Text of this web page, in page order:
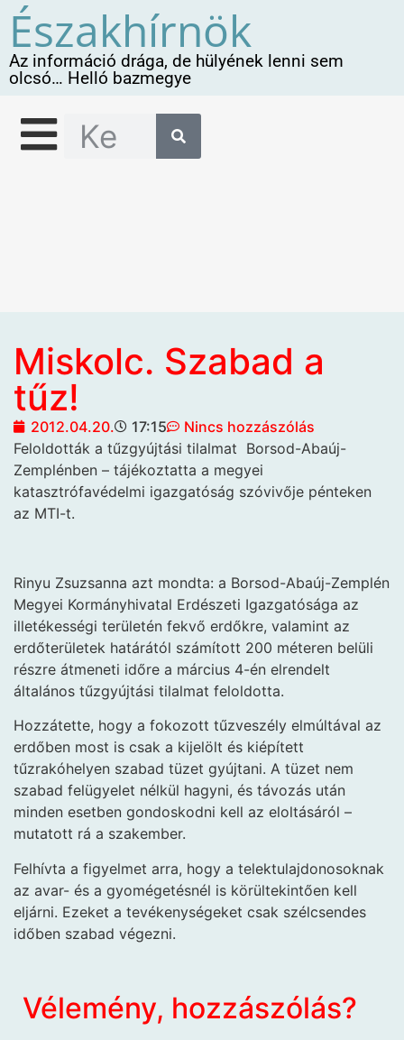
Északhírnök
Az információ drága, de hülyének lenni sem
olcsó… Helló bazmegye
Miskolc. Szabad a
tűz!
2012.04.20. 17:15
Nincs hozzászólás
Feloldották a tűzgyújtási tilalmat Borsod-Abaúj-
Zemplénben – tájékoztatta a megyei
katasztrófavédelmi igazgatóság szóvivője pénteken
az MTI-t.
Rinyu Zsuzsanna azt mondta: a Borsod-Abaúj-Zemplén
Megyei Kormányhivatal Erdészeti Igazgatósága az
illetékességi területén fekvő erdőkre, valamint az
erdőterületek határától számított 200 méteren belüli
részre átmeneti időre a március 4-én elrendelt
általános tűzgyújtási tilalmat feloldotta.
Hozzátette, hogy a fokozott tűzveszély elmúltával az
erdőben most is csak a kijelölt és kiépített
tűzrakóhelyen szabad tüzet gyújtani. A tüzet nem
szabad felügyelet nélkül hagyni, és távozás után
minden esetben gondoskodni kell az eloltásáról –
mutatott rá a szakember.
Felhívta a figyelmet arra, hogy a telektulajdonosoknak
az avar- és a gyomégetésnél is körültekintően kell
eljárni. Ezeket a tevékenységeket csak szélcsendes
időben szabad végezni.
Vélemény, hozzászólás?